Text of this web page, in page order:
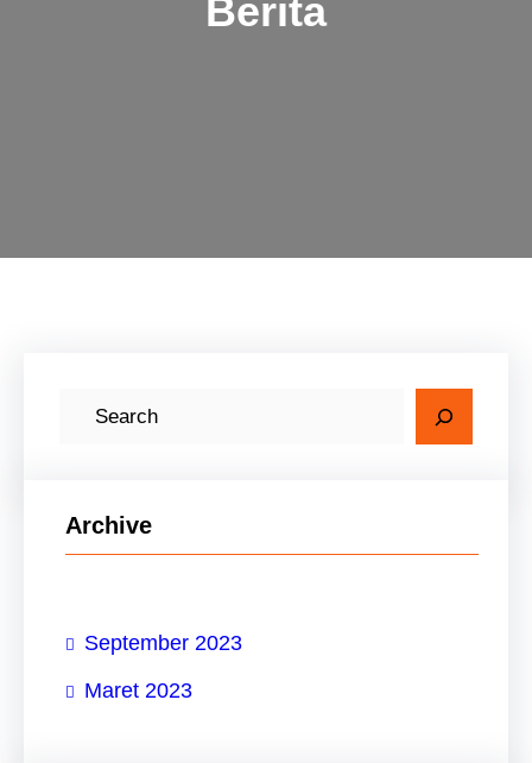
Berita
Archive
September 2023
Maret 2023